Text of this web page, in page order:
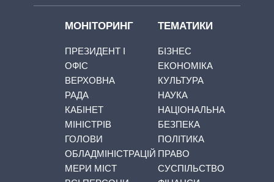
МОНІТОРИНГ
ПРЕЗИДЕНТ І
ОФІС
ВЕРХОВНА
РАДА
КАБІНЕТ
МІНІСТРІВ
ГОЛОВИ
ОБЛАДМІНІСТРАЦІЙ
МЕРИ МІСТ
ТЕМАТИКИ
БІЗНЕС
ЕКОНОМІКА
КУЛЬТУРА
НАУКА
НАЦІОНАЛЬНА
БЕЗПЕКА
ПОЛІТИКА
ПРАВО
СУСПІЛЬСТВО